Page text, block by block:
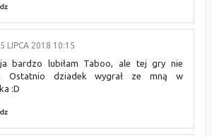
LIPCA 2018 10:15
bardzo lubiłam Taboo, ale tej gry nie
Ostatnio dziadek wygrał ze mną w
:D